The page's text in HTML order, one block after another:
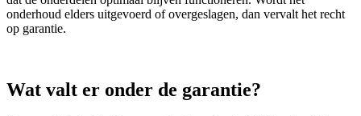
onderhoud elders uitgevoerd of overgeslagen, dan vervalt het recht
op garantie.
Wat valt er onder de garantie?